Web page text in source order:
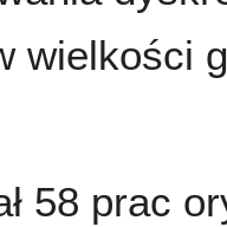
wielkości
58 prac